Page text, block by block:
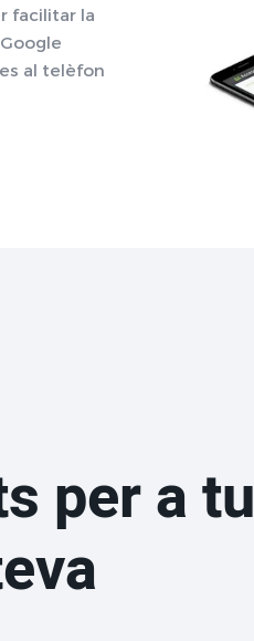
facilitar la
al telèfon
per a tu